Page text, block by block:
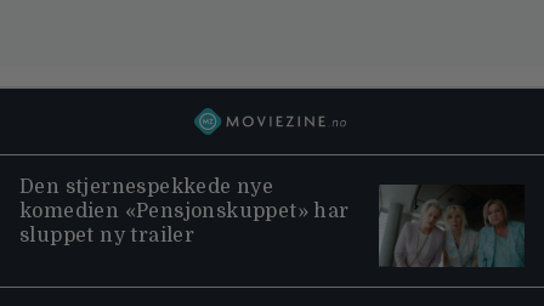
Den stjernespekkede nye
komedien «Pensjonskuppet» har
sluppet ny trailer